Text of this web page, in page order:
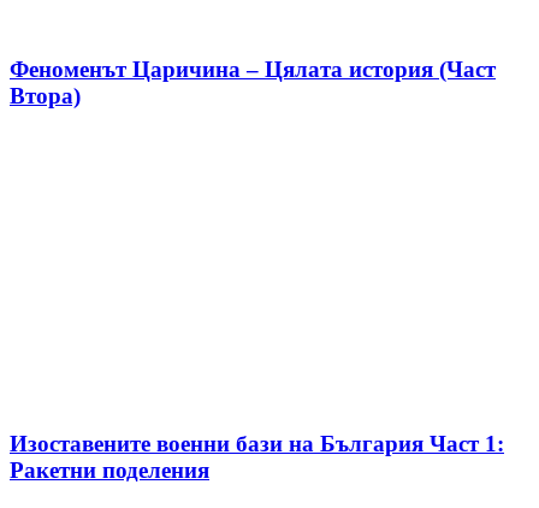
Феноменът Царичина – Цялата история (Част
Втора)
Изоставените военни бази на България Част 1:
Ракетни поделения